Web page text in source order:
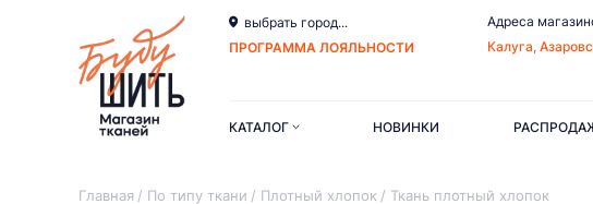
выбрать город...
ПРОГРАММА ЛОЯЛЬНОСТИ
Адреса
Калуга,
КАТАЛОГ НОВИНКИ
Главная По типу ткани Плотный хлопок Ткань плотный хлопок